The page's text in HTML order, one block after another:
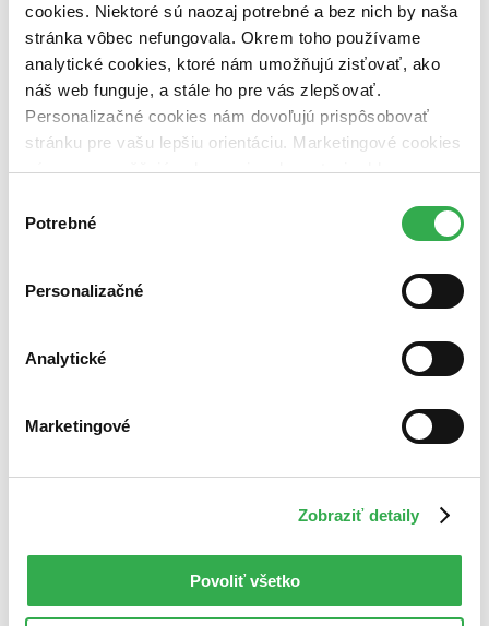
cookies. Niektoré sú naozaj potrebné a bez nich by naša
stránka vôbec nefungovala. Okrem toho používame
analytické cookies, ktoré nám umožňujú zisťovať, ako
náš web funguje, a stále ho pre vás zlepšovať.
Personalizačné cookies nám dovoľujú prispôsobovať
stránku pre vašu lepšiu orientáciu. Marketingové cookies
nám zas umožňujú zobrazenie relevantnej reklamy.
nám pomohlo, keby sme mohli používať všetky tieto
súhlasu
Potrebné
Personalizačné
Analytické
Marketingové
Zobraziť detaily
Povoliť všetko